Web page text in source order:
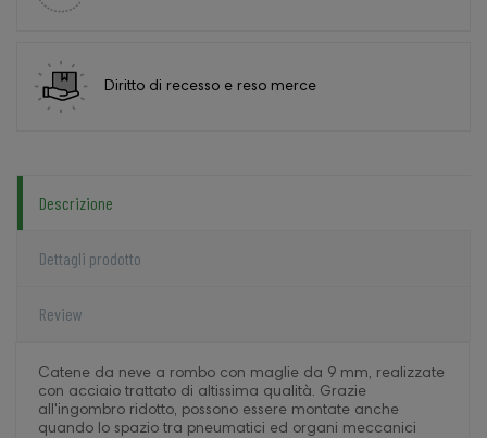
Diritto di recesso e reso merce
Descrizione
Dettagli prodotto
Review
Catene da neve a rombo con maglie da 9 mm, realizzate
con acciaio trattato di altissima qualità. Grazie
all'ingombro ridotto, possono essere montate anche
quando lo spazio tra pneumatici ed organi meccanici